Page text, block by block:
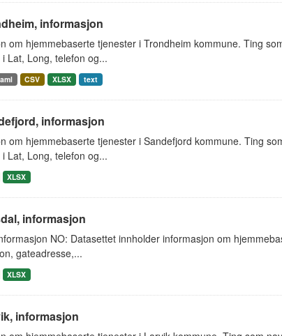
informasjon
om hjemmebaserte tjenester i Trondheim kommune. Ting
Lat, Long, telefon og...
CSV XLSX text
informasjon
om hjemmebaserte tjenester i Sandefjord kommune. Ting
Lat, Long, telefon og...
XLSX
informasjon
NO: Datasettet innholder informasjon om
gateadresse,...
XLSX
informasjon